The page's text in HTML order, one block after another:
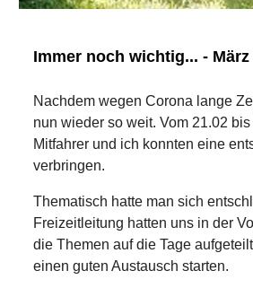
Immer noch wichtig... - März
Nachdem wegen Corona lange
nun wieder so weit. Vom 21.02
Mitfahrer und ich konnten eine
verbringen.
Thematisch hatte man sich
Freizeitleitung hatten uns in der
die Themen auf die Tage
einen guten Austausch starten.